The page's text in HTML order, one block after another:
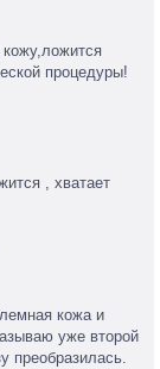
процедуры!
, хватает
кожа и
уже второй
преобразилась.